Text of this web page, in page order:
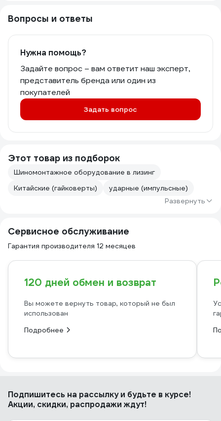
Вопросы и ответы
Нужна помощь?
Задайте вопрос – вам ответит наш эксперт,
представитель бренда или один из
покупателей
Задать вопрос
Этот товар из подборок
Шиномонтажное оборудование в лизинг
Китайские (гайковерты)
ударные (импульсные)
Развернуть
Сервисное обслуживание
Гарантия производителя 12 месяцев
120 дней обмен и возврат
Вы можете вернуть товар, который не был
использован
Подробнее
Подпишитесь на рассылкуи будьте в курсе!
Акции, скидки, распродажи ждут!